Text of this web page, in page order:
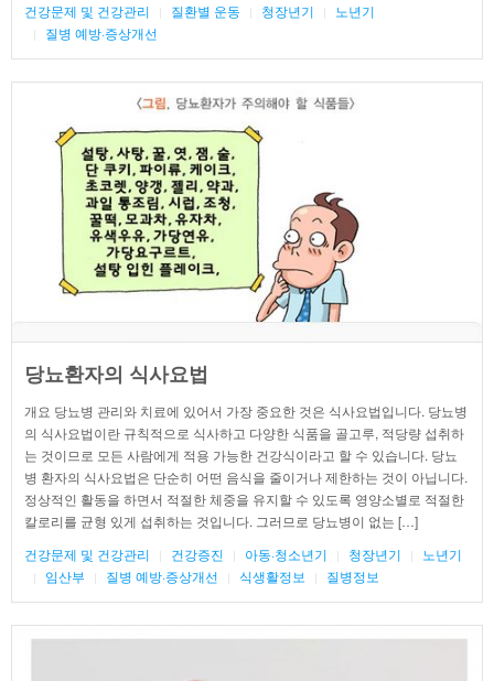
건강문제 및 건강관리
질환별 운동 청장년기
노년기
질병 예방·증상개선
당뇨환자의 식사요법
개요 당뇨병 관리와 치료에 있어서 가장 중요한 것은 식사요법입니다. 당뇨병
의 식사요법이란 규칙적으로 식사하고 다양한 식품을 골고루, 적당량 섭취하
는 것이므로 모든 사람에게 적용 가능한 건강식이라고 할 수 있습니다. 당뇨
병 환자의 식사요법은 단순히 어떤 음식을 줄이거나 제한하는 것이 아닙니다.
정상적인 활동을 하면서 적절한 체중을 유지할 수 있도록 영양소별로 적절한
칼로리를 균형 있게 섭취하는 것입니다. 그러므로 당뇨병이 없는 […]
건강문제 및 건강관리
건강증진 아동·청소년기 청장년기
노년기
임산부
질병 예방·증상개선 식생활정보 질병정보